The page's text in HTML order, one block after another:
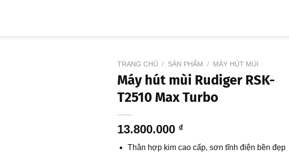
TRANG CHỦ / SẢN PHẨM / MÁY HÚT MÙI
Máy hút mùi Rudiger RSK-
T2510 Max Turbo
13.800.000 ₫
Thân hợp kim cao cấp, sơn tĩnh điện bền đẹp